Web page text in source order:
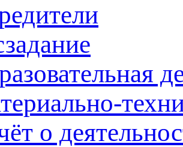
о